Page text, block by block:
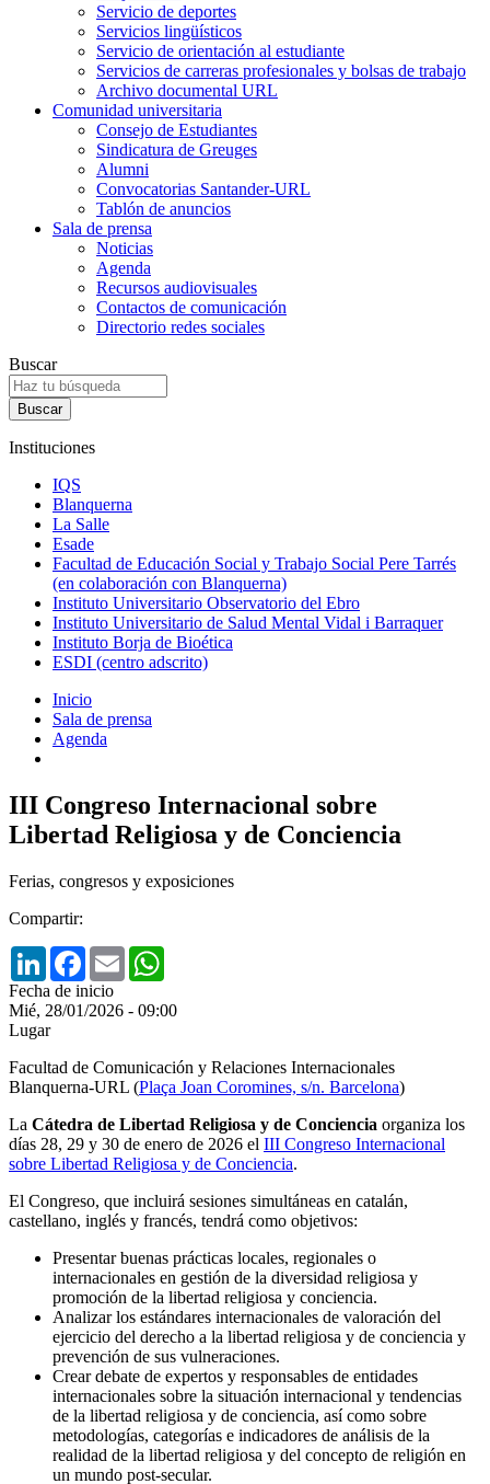
Servicio de deportes
Servicios lingüísticos
Servicio de orientación al estudiante
Servicios de carreras profesionales y bolsas de trabajo
Archivo documental URL
Comunidad universitaria
Consejo de Estudiantes
Sindicatura de Greuges
Alumni
Convocatorias Santander-URL
Tablón de anuncios
Sala de prensa
Noticias
Agenda
Recursos audiovisuales
Contactos de comunicación
Directorio redes sociales
Buscar
Instituciones
IQS
Blanquerna
La Salle
Esade
Facultad de Educación Social y Trabajo Social Pere Tarrés
(en colaboración con Blanquerna)
Instituto Universitario Observatorio del Ebro
Instituto Universitario de Salud Mental Vidal i Barraquer
Instituto Borja de Bioética
ESDI (centro adscrito)
Inicio
Sala de prensa
Agenda
III Congreso Internacional sobre
Libertad Religiosa y de Conciencia
Ferias, congresos y exposiciones
Compartir:
LinkedInFacebook
Email
Fecha de inicio
Mié, 28/01/2026 - 09:00
Lugar
Facultad de Comunicación y Relaciones Internacionales
Blanquerna-URL (Plaça Joan Coromines, s/n. Barcelona)
La Cátedra de Libertad Religiosa y de Conciencia organiza los
días 28, 29 y 30 de enero de 2026 el III Congreso Internacional
sobre Libertad Religiosa y de Conciencia.
El Congreso, que incluirá sesiones simultáneas en catalán,
castellano, inglés y francés, tendrá como objetivos:
Presentar buenas prácticas locales, regionales o
internacionales en gestión de la diversidad religiosa y
promoción de la libertad religiosa y conciencia.
Analizar los estándares internacionales de valoración del
ejercicio del derecho a la libertad religiosa y de conciencia y
prevención de sus vulneraciones.
Crear debate de expertos y responsables de entidades
internacionales sobre la situación internacional y tendencias
de la libertad religiosa y de conciencia, así como sobre
metodologías, categorías e indicadores de análisis de la
realidad de la libertad religiosa y del concepto de religión en
un mundo post-secular.